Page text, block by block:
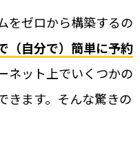
をゼロから構築するの
（自分で）簡単に予約
ネット上でいくつかの
きます。そんな驚きの
導入の流れ